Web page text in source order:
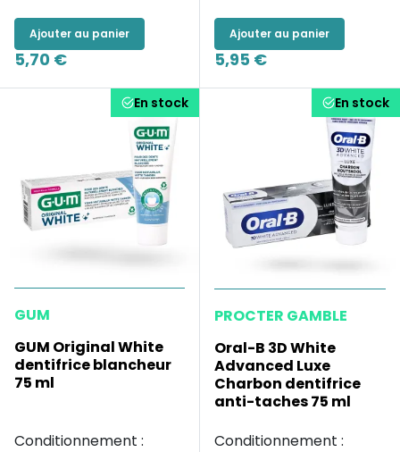
Ajouter au panier
5,70 €
Ajouter au panier
5,95 €
En stock
GUM
GUM Original White
dentifrice blancheur
75 ml
Conditionnement :
En stock
PROCTER GAMBLE
Oral-B 3D White
Advanced Luxe
Charbon dentifrice
anti-taches 75 ml
Conditionnement :